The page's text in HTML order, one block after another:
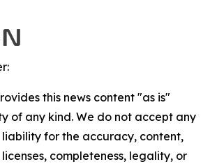
this news content "as is"
of any kind. We do not accept any
liability for the accuracy, content,
completeness, legality, or